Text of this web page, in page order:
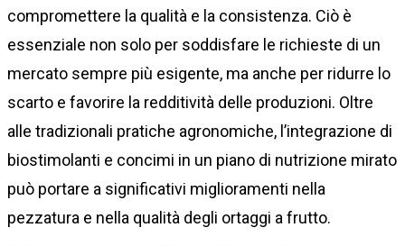
compromettere la qualità e la consistenza. Ciò è
essenziale non solo per soddisfare le richieste di un
mercato sempre più esigente, ma anche per ridurre lo
scarto e favorire la redditività delle produzioni. Oltre
alle tradizionali pratiche agronomiche, l’integrazione di
biostimolanti e concimi in un piano di nutrizione mirato
può portare a significativi miglioramenti nella
pezzatura e nella qualità degli ortaggi a frutto.